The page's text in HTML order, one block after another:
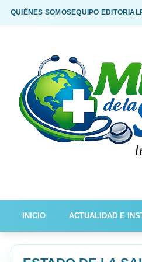
QUIÉNES SOMOSEQUIPO EDITORIAL
INICIO ACTUALIDAD E